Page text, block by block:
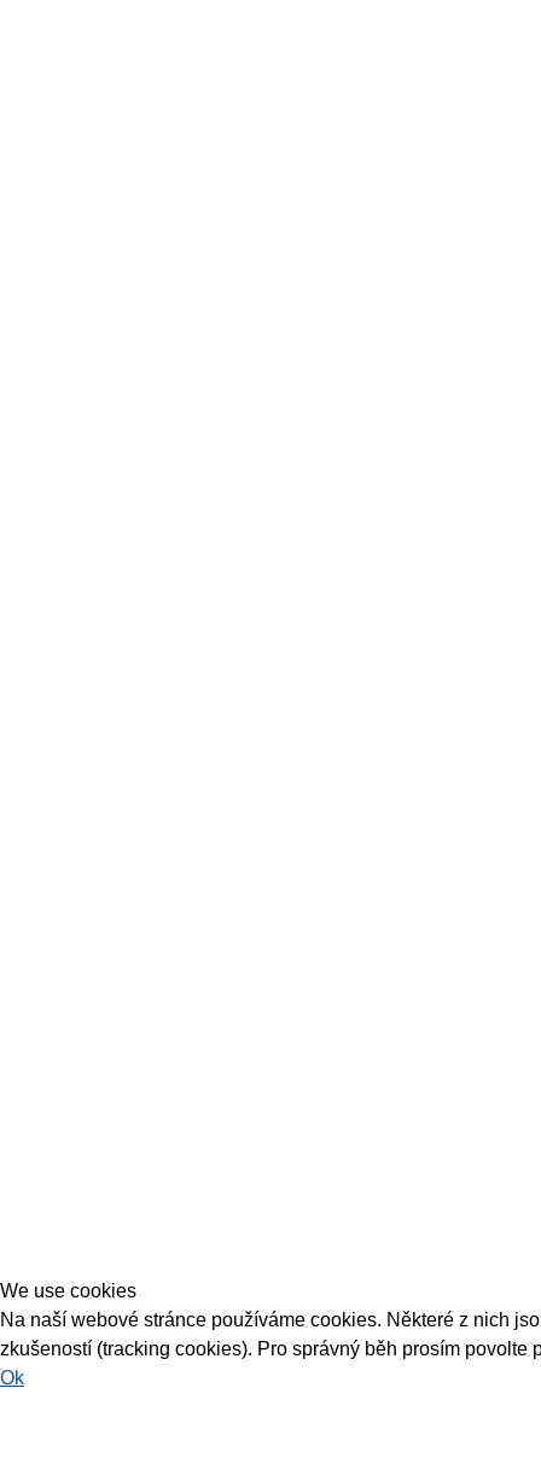
We use cookies
Na naší webové stránce používáme cookies. Některé z nich
zkušeností (tracking cookies). Pro správný běh prosím povolte
Ok